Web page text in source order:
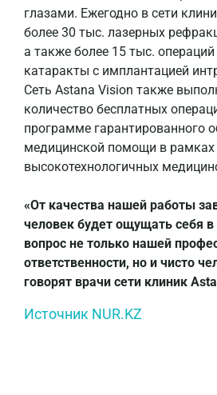
глазами. Ежегодно в сети
более 30 тыс. лазерных
а также более 15 тыс.
катаракты с имплантацией
Сеть Astana Vision также
количество бесплатных
программе гарантированного
медицинской помощи в
высокотехнологичных
«От качества нашей работы
человек будет ощущать себя
вопрос не только нашей
ответственности, но и чисто
говорят врачи сети клиник
Источник NUR.KZ